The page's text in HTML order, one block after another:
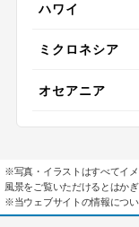
ハワイ
ミクロネシア
オセアニア
※写真・イラストはすべてイ
風景をご覧いただけるとはか
※当ウェブサイトの情報につ